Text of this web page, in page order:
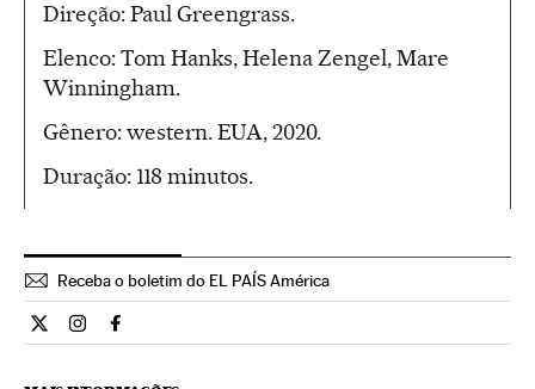
Direção: Paul Greengrass.
Elenco: Tom Hanks, Helena Zengel, Mare
Winningham.
Gênero: western. EUA, 2020.
Duração: 118 minutos.
Receba o boletim do EL PAÍS América
Cultura El País Brasil en Twitter
Cultura El País Brasil en Instagram
Cultura El País Brasil en Facebook